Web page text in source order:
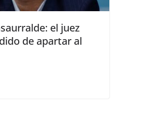
el juez
de apartar al